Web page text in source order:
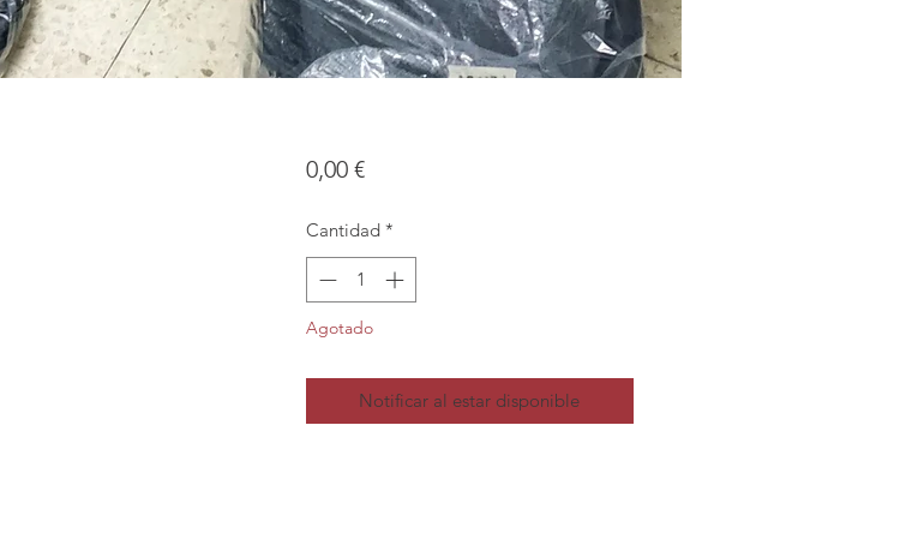
0,00 €Precio
Cantidad *
Agotado
Notificar al estar disponible